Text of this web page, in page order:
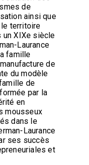
de
ainsi que
le territoire
un XIXe siècle
Laurance
famille
de
du modèle
de
par la
en
mousseux
dans le
Laurance
ses succès
et